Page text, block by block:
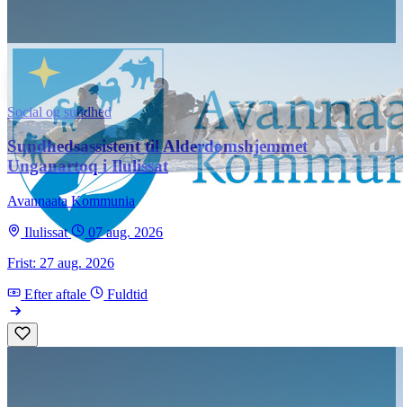
Social og sundhed
Sundhedsassistent til Alderdomshjemmet
Unganartoq i Ilulissat
Avannaata Kommunia
Ilulissat
07 aug. 2026
Frist: 27 aug. 2026
Efter aftale Fuldtid